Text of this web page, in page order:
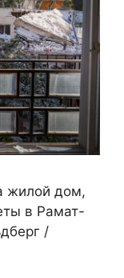
жилой дом,
в Рамат-
/